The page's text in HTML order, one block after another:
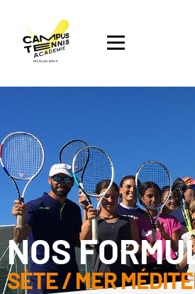
NOS
SÈTE / MER